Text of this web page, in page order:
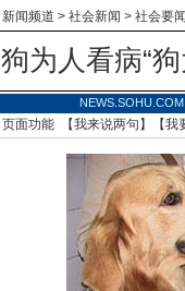
新闻频道 > 社会新闻 > 社会要闻
狗为人看病“
页面功能 【我来说两句 】【我